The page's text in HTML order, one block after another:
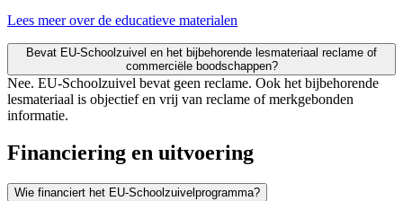
Lees meer over de educatieve materialen
Bevat EU-Schoolzuivel en het bijbehorende lesmateriaal reclame of
commerciële boodschappen?
Nee. EU-Schoolzuivel bevat geen reclame. Ook het bijbehorende
lesmateriaal is objectief en vrij van reclame of merkgebonden
informatie.
Financiering en uitvoering
Wie financiert het EU-Schoolzuivelprogramma?